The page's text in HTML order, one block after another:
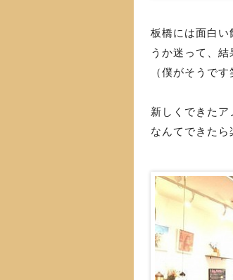
板橋には面白い
うか迷って、
（僕がそうです
新しくできたア
なんてできたら